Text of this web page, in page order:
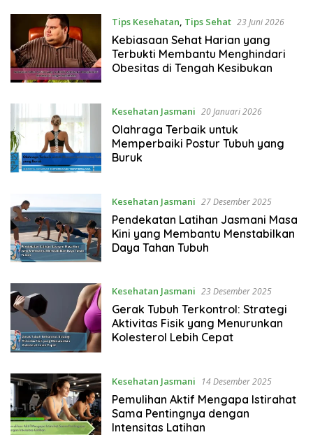
Tips Kesehatan, Tips Sehat 23 Juni 2026
Kebiasaan Sehat Harian yang
Terbukti Membantu Menghindari
Obesitas di Tengah Kesibukan
Kesehatan Jasmani 20 Januari 2026
Olahraga Terbaik untuk
Memperbaiki Postur Tubuh yang
Buruk
Kesehatan Jasmani 27 Desember 2025
Pendekatan Latihan Jasmani Masa
Kini yang Membantu Menstabilkan
Daya Tahan Tubuh
Kesehatan Jasmani 23 Desember 2025
Gerak Tubuh Terkontrol: Strategi
Aktivitas Fisik yang Menurunkan
Kolesterol Lebih Cepat
Kesehatan Jasmani 14 Desember 2025
Pemulihan Aktif Mengapa Istirahat
Sama Pentingnya dengan
Intensitas Latihan